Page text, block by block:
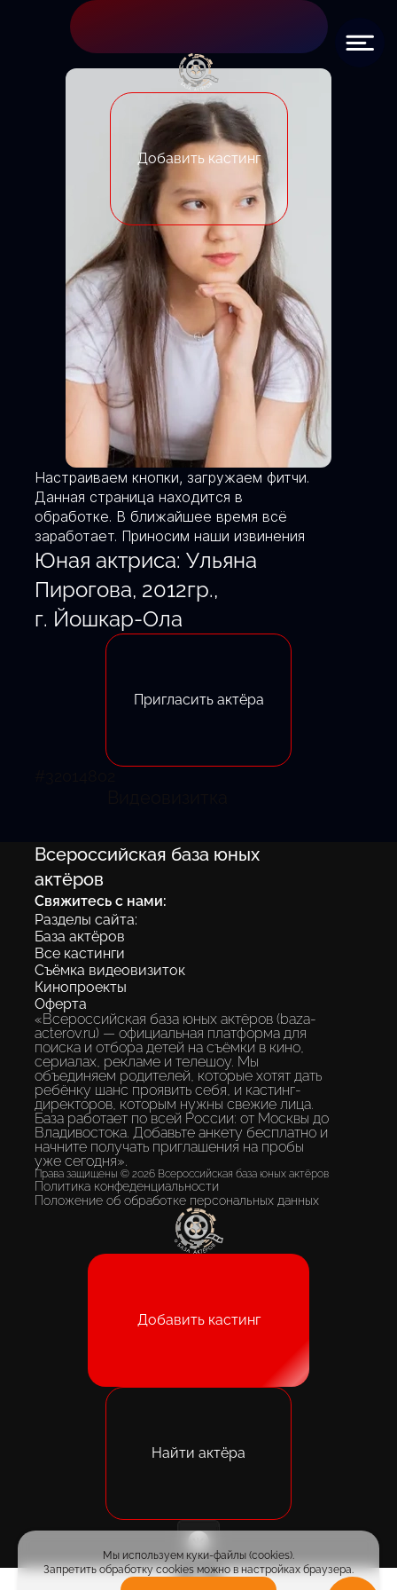
Добавить кастинг
Мы используем куки-файлы (cookies).
Запретить обработку cookies можно в настройках браузера.
Настраиваем кнопки, загружаем фитчи.
Данная страница находится в
обработке. В ближайшее время всё
заработает. Приносим наши извинения
Юная актриса: Ульяна
Пирогова, 2012гр.,
г. Йошкар-Ола
Пригласить актёра
Всероссийская база юных
актёров
Свяжитесь с нами:
Разделы сайта:
База актёров
Все кастинги
Съёмка видеовизиток
Кинопроекты
Оферта
«Всероссийская база юных актёров (baza-
acterov.ru) — официальная платформа для
поиска и отбора детей на съёмки в кино,
сериалах, рекламе и телешоу. Мы
объединяем родителей, которые хотят дать
ребёнку шанс проявить себя, и кастинг-
директоров, которым нужны свежие лица.
База работает по всей России: от Москвы до
Владивостока. Добавьте анкету бесплатно и
начните получать приглашения на пробы
уже сегодня».
Права защищены © 2026 Всероссийская база юных актёров
Политика конфеденциальности
Положение об обработке персональных данных
Добавить кастинг
Найти актёра